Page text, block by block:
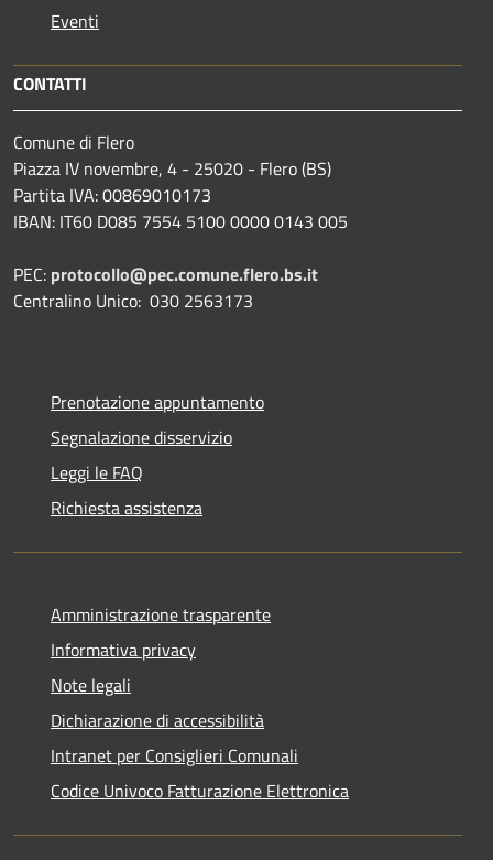
Eventi
CONTATTI
Comune di Flero
Piazza IV novembre, 4 - 25020 - Flero (BS)
Partita IVA: 00869010173
IBAN: IT60 D085 7554 5100 0000 0143 005
PEC: protocollo@pec.comune.flero.bs.it
Centralino Unico: 030 2563173
Prenotazione appuntamento
Segnalazione disservizio
Leggi le FAQ
Richiesta assistenza
Amministrazione trasparente
Informativa privacy
Note legali
Dichiarazione di accessibilità
Intranet per Consiglieri Comunali
Codice Univoco Fatturazione Elettronica